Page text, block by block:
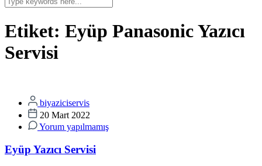
Etiket: Eyüp Panasonic Yazıcı
Servisi
biyaziciservis
20 Mart 2022
Yorum yapılmamış
Eyüp Yazıcı Servisi